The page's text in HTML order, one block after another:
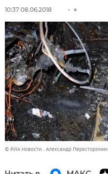
10:37 08.06.2018
© РИА Новости . Александр Пересторонин